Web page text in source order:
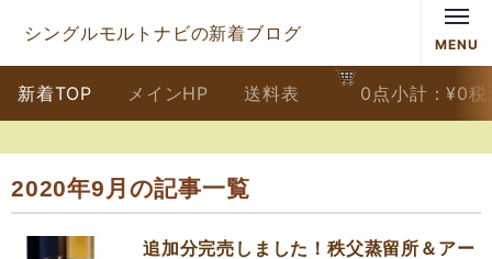
シングルモルトナビの新着ブログ
MENU
新着TOP メインHP 送料表 0 点小計：¥0税
2020年9月の記事一覧
追加分完売しました！秩父蒸留所＆アー